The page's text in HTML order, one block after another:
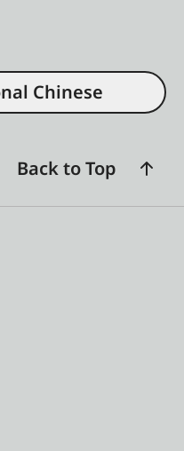
Chinese
Back to Top